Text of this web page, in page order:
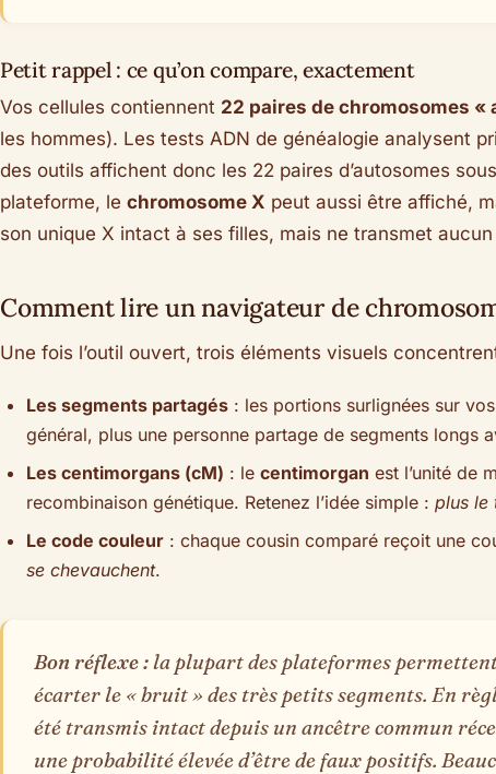
Petit rappel : ce qu’on compare, exactement
Vos cellules contiennent 22 paires de chromosomes «
les hommes). Les tests ADN de généalogie analysent
des outils affichent donc les 22 paires d’autosomes
plateforme, le chromosome X peut aussi être affiché,
son unique X intact à ses filles, mais ne transmet
Comment lire un navigateur de
Une fois l’outil ouvert, trois éléments visuels
Les segments partagés : les portions surlignées sur
général, plus une personne partage de segments longs
Les centimorgans (cM) : le centimorgan est l’unité de
recombinaison génétique. Retenez l’idée simple : plus le
Le code couleur : chaque cousin comparé reçoit une
se chevauchent.
Bon réflexe :la plupart des plateformes
écarter le « bruit » des très petits segments. En
été transmis intact depuis un ancêtre commun
une probabilité élevée d’être de faux positifs.